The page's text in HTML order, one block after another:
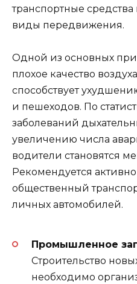
транспортные
виды передвижения.
Одной из основных
плохое качество
способствует
и пешеходов. По
заболеваний
увеличению числа
водители становятся
Рекомендуется
общественный
личных автомобилей.
Промышленное
Строительство
необходимо